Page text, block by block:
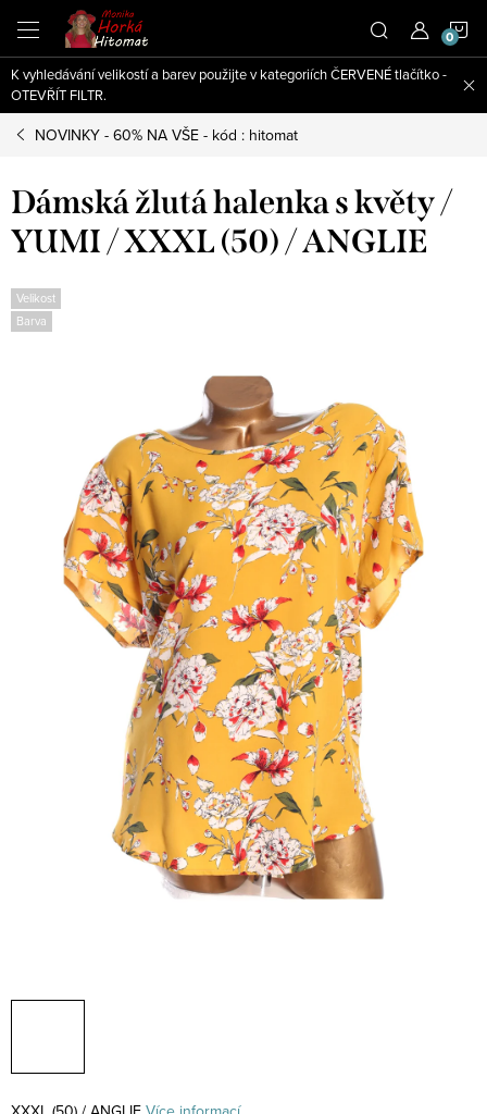
obsah
K vyhledávání velikostí a barev použijte v kategoriích ČERVENÉ tlačítko -
OTEVŘÍT FILTR.
NOVINKY - 60% NA VŠE - kód : hitomat
Dámská žlutá halenka s květy /
YUMI / XXXL (50) / ANGLIE
Velikost
Barva